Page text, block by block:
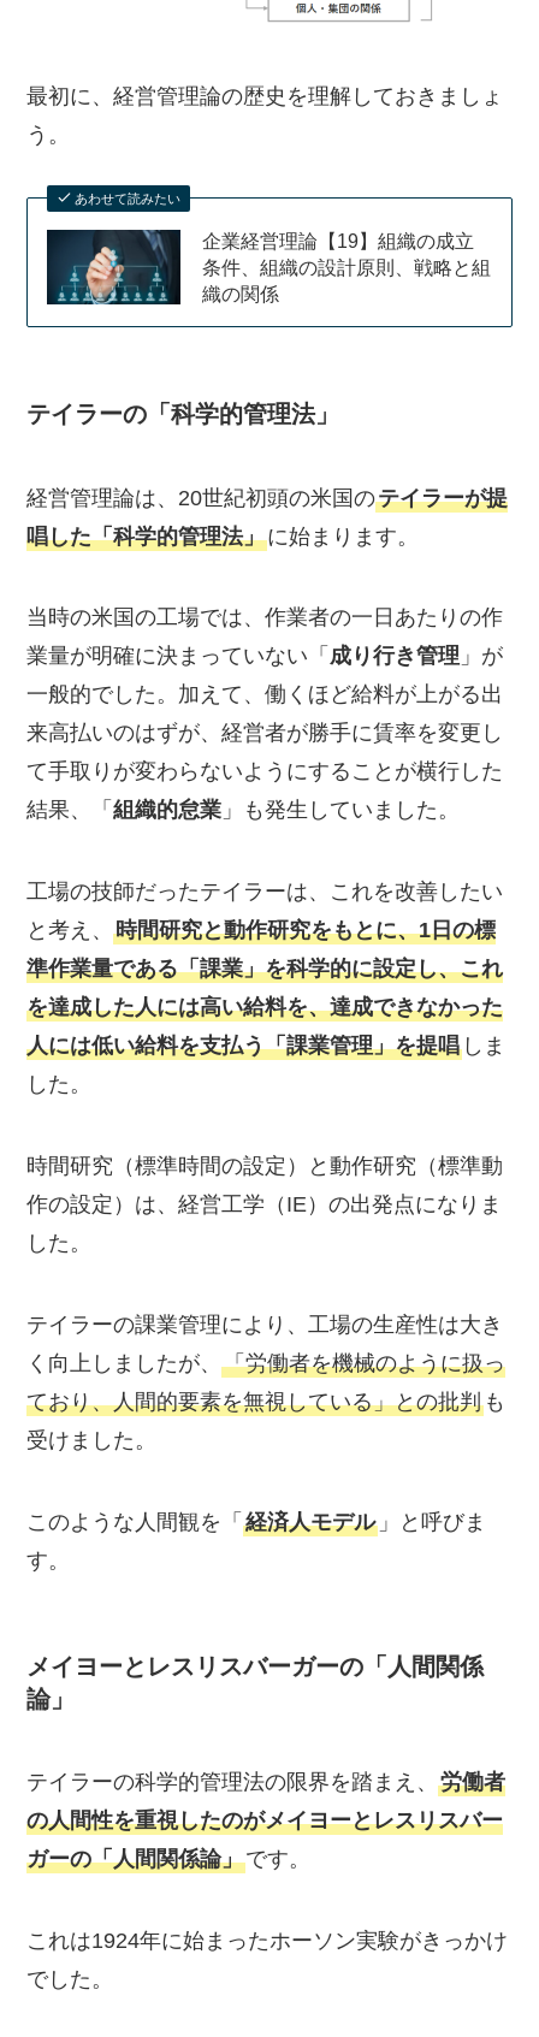
最初に、経営管理論の歴史を理解しておきましょ
う。
あわせて読みたい
企業経営理論【19】組織の成立
条件、組織の設計原則、戦略と組
織の関係
テイラーの「科学的管理法」
経営管理論は、20世紀初頭の米国のテイラーが提
唱した「科学的管理法」に始まります。
当時の米国の工場では、作業者の一日あたりの作
業量が明確に決まっていない「 成り行き管理 」が
一般的でした。加えて、働くほど給料が上がる出
来高払いのはずが、経営者が勝手に賃率を変更し
て手取りが変わらないようにすることが横行した
結果、「組織的怠業 」も発生していました。
工場の技師だったテイラーは、これを改善したい
と考え、時間研究と動作研究をもとに、1日の標
準作業量である「課業」を科学的に設定し、これ
を達成した人には高い給料を、達成できなかった
人には低い給料を支払う「課業管理」を提唱 しま
した。
時間研究（標準時間の設定）と動作研究（標準動
作の設定）は、経営工学（IE）の出発点になりま
した。
テイラーの課業管理により、工場の生産性は大き
く向上しましたが、「労働者を機械のように扱っ
ており、人間的要素を無視している」との批判 も
受けました。
このような人間観を「経済人モデル 」と呼びま
す。
メイヨーとレスリスバーガーの「人間関係
論」
テイラーの科学的管理法の限界を踏まえ、労働者
の人間性を重視したのがメイヨーとレスリスバー
ガーの「人間関係論」です。
これは1924年に始まったホーソン実験がきっかけ
でした。